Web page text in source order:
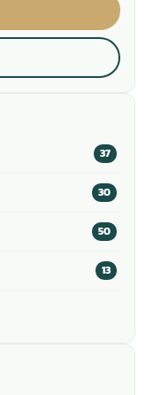
37
30
50
13